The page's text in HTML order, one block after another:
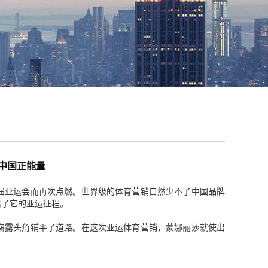
国正能量
运会而再次点燃。世界级的体育营销自然少不了中国品牌
它的亚运征程。
头角铺平了道路。在这次亚运体育营销，蒙娜丽莎就使出